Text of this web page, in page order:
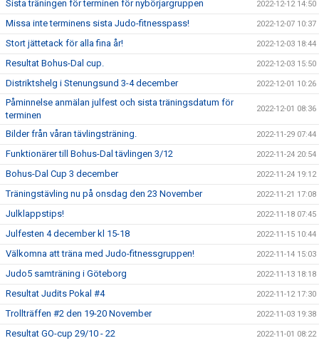
Sista träningen för terminen för nybörjargruppen 2022-12-12 14:50
Missa inte terminens sista Judo-fitnesspass! 2022-12-07 10:37
Stort jättetack för alla fina år! 2022-12-03 18:44
Resultat Bohus-Dal cup. 2022-12-03 15:50
Distriktshelg i Stenungsund 3-4 december 2022-12-01 10:26
Påminnelse anmälan julfest och sista träningsdatum för
terminen
2022-12-01 08:36
Bilder från våran tävlingsträning. 2022-11-29 07:44
Funktionärer till Bohus-Dal tävlingen 3/12 2022-11-24 20:54
Bohus-Dal Cup 3 december 2022-11-24 19:12
Träningstävling nu på onsdag den 23 November 2022-11-21 17:08
Julklappstips! 2022-11-18 07:45
Julfesten 4 december kl 15-18 2022-11-15 10:44
Välkomna att träna med Judo-fitnessgruppen! 2022-11-14 15:03
Judo5 samträning i Göteborg 2022-11-13 18:18
Resultat Judits Pokal #4 2022-11-12 17:30
Trollträffen #2 den 19-20 November 2022-11-03 19:38
Resultat GO-cup 29/10 - 22 2022-11-01 08:22